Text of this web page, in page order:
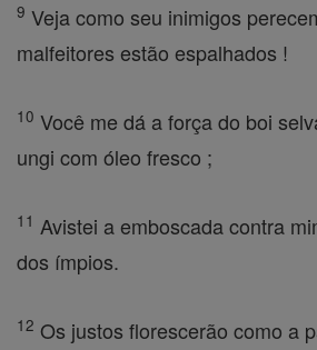
9 Veja como seu inimigos
malfeitores estão espalhados !
10 Você me dá a força do boi
ungi com óleo fresco ;
11 Avistei a emboscada contra
dos ímpios.
12 Os justos florescerão como a